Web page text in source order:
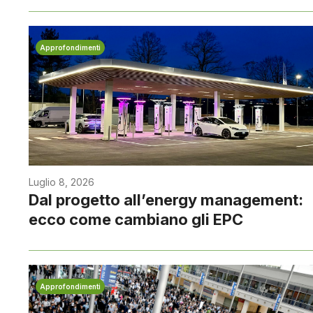
Approfondimenti
Luglio 8, 2026
Dal progetto all’energy management:
ecco come cambiano gli EPC
Approfondimenti